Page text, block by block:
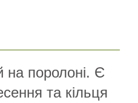
поролоні. Є
та кільця